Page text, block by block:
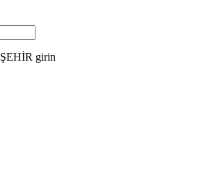
ŞEHİR girin